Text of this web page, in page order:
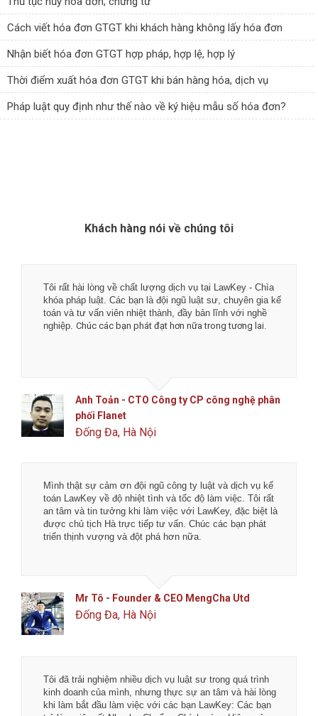
Cách viết hóa đơn GTGT khi khách hàng không lấy hóa đơn
Nhận biết hóa đơn GTGT hợp pháp, hợp lệ, hợp lý
Thời điểm xuất hóa đơn GTGT khi bán hàng hóa, dịch vụ
Pháp luật quy định như thế nào về ký hiệu mẫu số hóa đơn?
Khách hàng nói về chúng tôi
Tôi rất hài lòng về chất lượng dịch vụ tại LawKey - Chìa
khóa pháp luật. Các bạn là đội ngũ luật sư, chuyên gia kế
toán và tư vấn viên nhiệt thành, đầy bản lĩnh với nghề
nghiệp.Chúc các bạn phát đạt hơn nữa trong tương lai.
Anh Toản - CTO Công ty CP công nghệ phân
phối Flanet
Đống Đa, Hà Nội
Mình thật sự cảm ơn đội ngũ công ty luật và dịch vụ kế
toán LawKey về độ nhiệt tình và tốc độ làm việc. Tôi rất
an tâm và tin tưởng khi làm việc với LawKey, đặc biệt là
được chủ tịch Hà trực tiếp tư vấn. Chúc các bạn phát
triển thịnh vượng và đột phá hơn nữa.
Mr Tô - Founder & CEO MengCha Utd
Đống Đa, Hà Nội
Tôi đã trải nghiệm nhiều dịch vụ luật sư trong quá trình
kinh doanh của mình, nhưng thực sự an tâm và hài lòng
khi làm bắt đầu làm việc với các bạn LawKey: Các bạn